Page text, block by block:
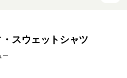
スウェットシャツ
ー